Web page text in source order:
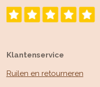
Klantenservice
Ruilen en retourneren